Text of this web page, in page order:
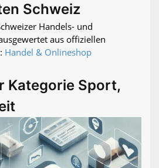
Schweiz
Handels- und
aus offiziellen
Handel & Onlineshop
Kategorie Sport,